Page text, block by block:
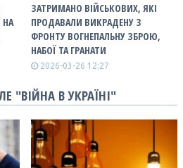
НА
ЗАТРИМАНО ВІЙСЬКОВИХ, ЯКІ
ПРОДАВАЛИ ВИКРАДЕНУ З
ФРОНТУ ВОГНЕПАЛЬНУ ЗБРОЮ,
НАБОЇ ТА ГРАНАТИ
2026-03-26 12:27
"ВІЙНА В УКРАЇНІ"